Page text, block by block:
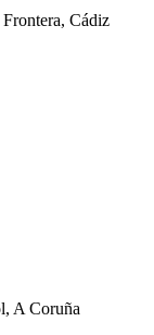
Cádiz
A Coruña